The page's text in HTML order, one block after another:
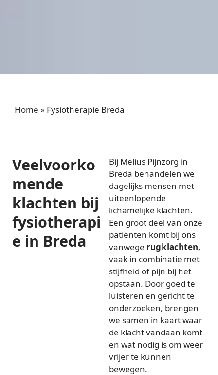
Home » Fysiotherapie Breda
Veelvoorko
mende
klachten bij
fysiotherapi
e in Breda
Bij Melius Pijnzorg in
Breda behandelen we
dagelijks mensen met
uiteenlopende
lichamelijke klachten.
Een groot deel van onze
patiënten komt bij ons
vanwege rugklachten,
vaak in combinatie met
stijfheid of pijn bij het
opstaan. Door goed te
luisteren en gericht te
onderzoeken, brengen
we samen in kaart waar
de klacht vandaan komt
en wat nodig is om weer
vrijer te kunnen
bewegen.